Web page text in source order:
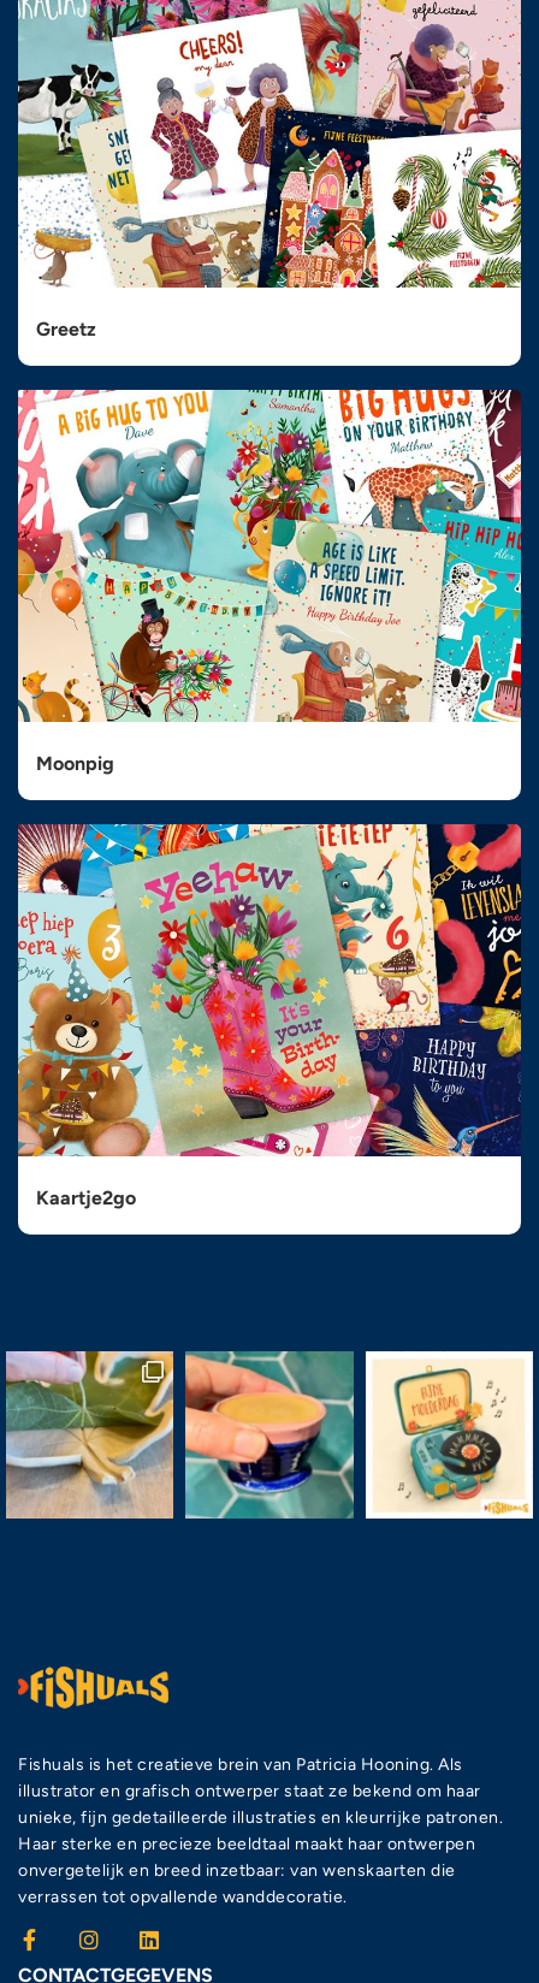
Greetz
Moonpig
Kaartje2go
Fishuals is het creatieve brein van Patricia Hooning. Als
illustrator en grafisch ontwerper staat ze bekend om haar
unieke, fijn gedetailleerde illustraties en kleurrijke patronen.
Haar sterke en precieze beeldtaal maakt haar ontwerpen
onvergetelijk en breed inzetbaar: van wenskaarten die
verrassen tot opvallende wanddecoratie.
CONTACTGEGEVENS